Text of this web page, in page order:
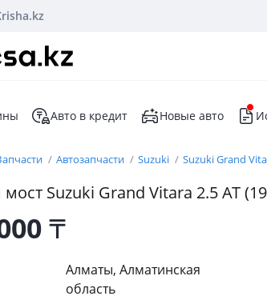
Авто в кредит Новые авто
Автозапчасти Suzuki Suzuki Grand
Suzuki Grand Vitara 2.5 AT
₸
Алматы, Алматинская
область